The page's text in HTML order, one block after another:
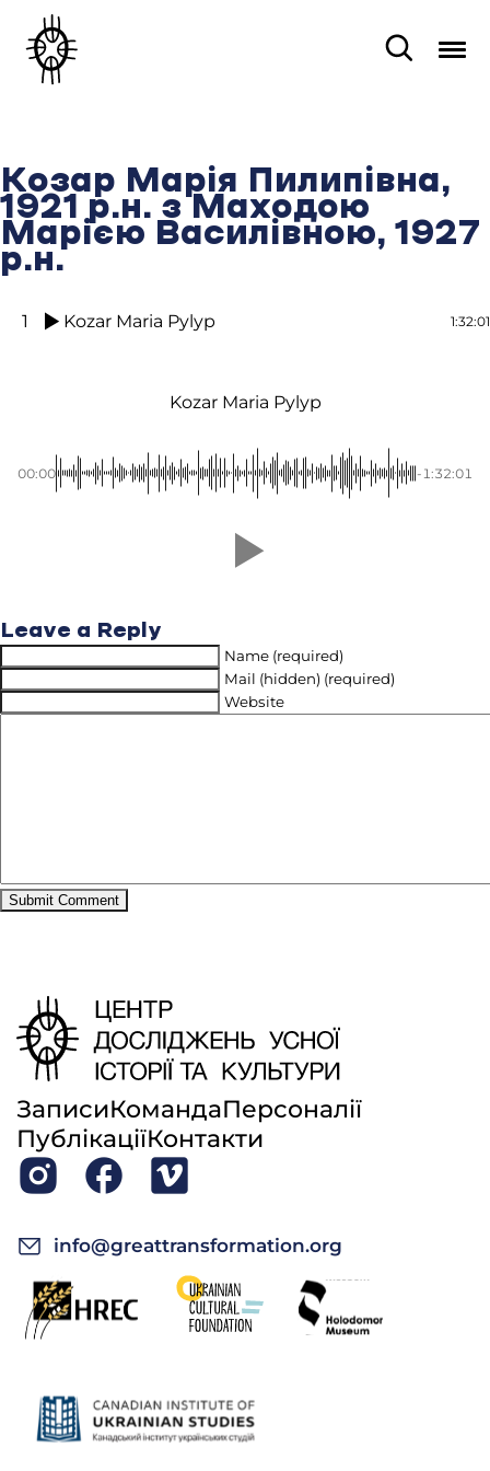
Козар Марія Пилипівна,
1921 р.н. з Маходою
Марією Василівною, 1927
р.н.
1 Kozar Maria Pylyp 1:32:01
Kozar Maria Pylyp
00:00 -1:32:01
Leave a Reply
Name (required)
Mail (hidden) (required)
Website
ЗаписиКомандаПерсоналії
ПублікаціїКонтакти
info@greattransformation.org